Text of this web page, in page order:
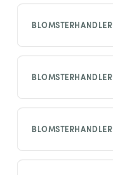
BLOMSTERHANDLER
BLOMSTERHANDLER
BLOMSTERHANDLER